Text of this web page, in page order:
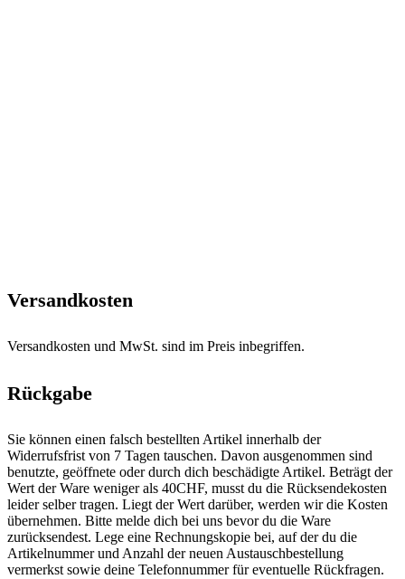
Versandkosten
Versandkosten und MwSt. sind im Preis inbegriffen.
Rückgabe
Sie können einen falsch bestellten Artikel innerhalb der
Widerrufsfrist von 7 Tagen tauschen. Davon ausgenommen sind
benutzte, geöffnete oder durch dich beschädigte Artikel. Beträgt der
Wert der Ware weniger als 40CHF, musst du die Rücksendekosten
leider selber tragen. Liegt der Wert darüber, werden wir die Kosten
übernehmen. Bitte melde dich bei uns bevor du die Ware
zurücksendest. Lege eine Rechnungskopie bei, auf der du die
Artikelnummer und Anzahl der neuen Austauschbestellung
vermerkst sowie deine Telefonnummer für eventuelle Rückfragen.